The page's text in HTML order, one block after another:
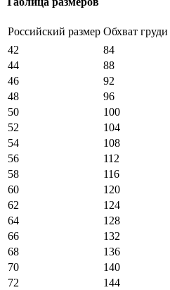
Российский размер Обхват груди
42
84
44
88
46
92
48
96
50
100
52
104
54
108
56
112
58
116
60
120
62
124
64
128
66
132
68
136
70
140
72
144